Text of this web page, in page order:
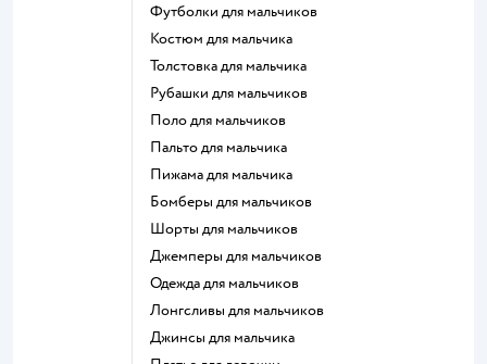
Футболки для мальчиков
Костюм для мальчика
Толстовка для мальчика
Рубашки для мальчиков
Поло для мальчиков
Пальто для мальчика
Пижама для мальчика
Бомберы для мальчиков
Шорты для мальчиков
Джемперы для мальчиков
Одежда для мальчиков
Лонгсливы для мальчиков
Джинсы для мальчика